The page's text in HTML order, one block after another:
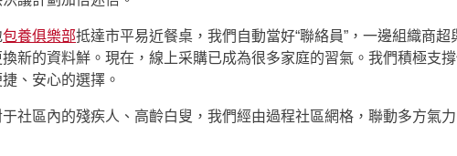
包養俱樂部抵達市平易近餐桌，我們自動當好“聯絡員”，一邊組織商
新的資料鮮。現在，線上采購已成為很多家庭的習氣。我們積極支
、安心的選擇。
社區內的殘疾人、高齡白叟，我們經由過程社區網格，聯動多方氣